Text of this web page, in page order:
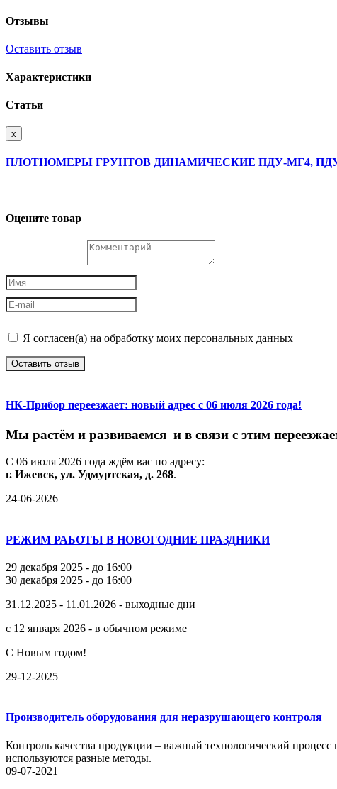
Отзывы
Оставить отзыв
Характеристики
Статьи
x
ПЛОТНОМЕРЫ ГРУНТОВ ДИНАМИЧЕСКИЕ ПДУ-МГ4,
Оцените товар
Я согласен(а) на обработку моих персональных данных
Оставить отзыв
НК-Прибор переезжает: новый адрес с 06 июля 2026 года!
Мы растём и развиваемся и в связи с этим
С 06 июля 2026 года ждём вас по адресу:
г. Ижевск, ул. Удмуртская, д. 268.
24-06-2026
РЕЖИМ РАБОТЫ В НОВОГОДНИЕ ПРАЗДНИКИ
29 декабря 2025 - до 16:00
30 декабря 2025 - до 16:00
31.12.2025 - 11.01.2026 - выходные дни
с 12 января 2026 - в обычном режиме
С Новым годом!
29-12-2025
Производитель оборудования для неразрушающего контроля
Контроль качества продукции – важный технологический процесс
используются разные методы.
09-07-2021